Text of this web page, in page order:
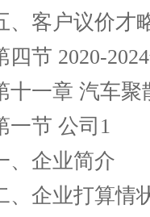
、客户议价才
四节 2020-
十一章 汽车
一节 公司1
、企业简介
、企业打算情